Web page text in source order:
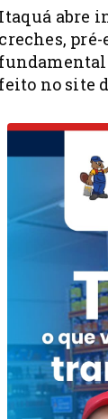
Itaquá abre
creches, pré-
fundamental
feito no site